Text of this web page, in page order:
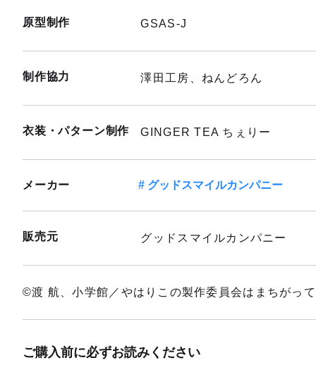
原型制作 GSAS-J
制作協力 澤田工房、ねんどろん
衣装・パターン制作 GINGER TEA ちぇりー
メーカー グッドスマイルカンパニー
販売元 グッドスマイルカンパニー
©渡 航、小学館／やはりこの製作委員会はまちがっ
ご購入前に必ずお読みください